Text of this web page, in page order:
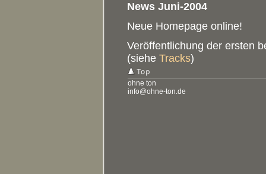
News Juni-2004
Neue Homepage online!
Veröffentlichung der ersten
(siehe Tracks)
ohne ton
info@ohne-ton.de